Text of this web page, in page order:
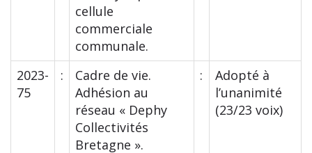
cellule
commerciale
communale.
2023-
75
:
Cadre de vie.
Adhésion au
réseau « Dephy
Collectivités
Bretagne ».
:
Adopté à
l’unanimité
(23/23 voix)